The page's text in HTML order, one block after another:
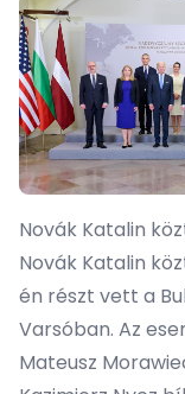
Novák Katalin
Novák Katalin
én részt vett a
Varsóban. Az
Mateusz